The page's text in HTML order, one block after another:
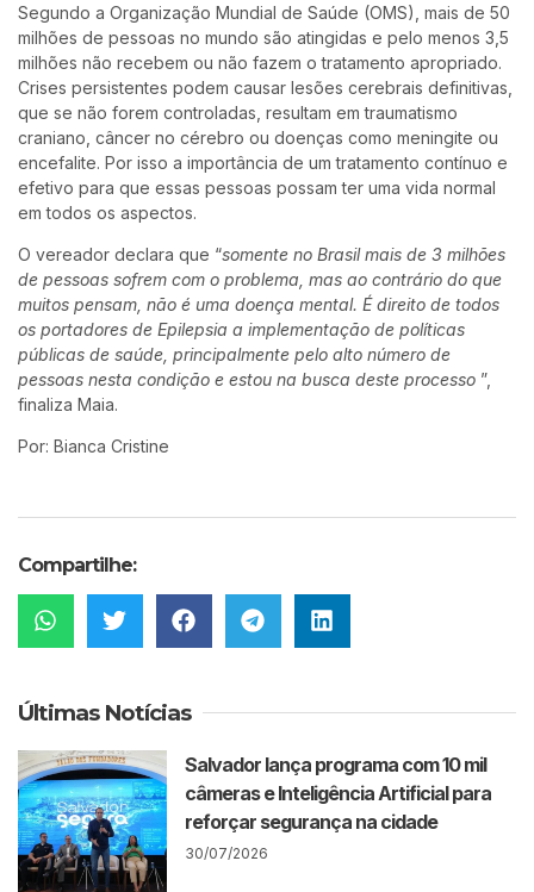
Segundo a Organização Mundial de Saúde (OMS), mais de 50
milhões de pessoas no mundo são atingidas e pelo menos 3,5
milhões não recebem ou não fazem o tratamento apropriado.
Crises persistentes podem causar lesões cerebrais definitivas,
que se não forem controladas, resultam em traumatismo
craniano, câncer no cérebro ou doenças como meningite ou
encefalite. Por isso a importância de um tratamento contínuo e
efetivo para que essas pessoas possam ter uma vida normal
em todos os aspectos.
O vereador declara que “somente no Brasil mais de 3 milhões
de pessoas sofrem com o problema, mas ao contrário do que
muitos pensam, não é uma doença mental. É direito de todos
os portadores de Epilepsia a implementação de políticas
públicas de saúde, principalmente pelo alto número de
pessoas nesta condição e estou na busca deste processo ”,
finaliza Maia.
Por: Bianca Cristine
Compartilhe:
Últimas Notícias
Salvador lança programa com 10 mil
câmeras e Inteligência Artificial para
reforçar segurança na cidade
30/07/2026